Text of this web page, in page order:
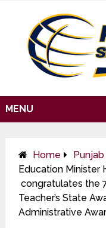
MENU
Home
Education Minister
congratulates the
Teacher’s State
Administrative